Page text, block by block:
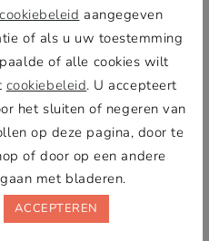
is een must-have
graag in
voor
alleen natuurlijke,
die zacht zijn voor de
is vrij van schadelijke
cookiebeleid aangegeven
of als u uw toestemming
of alle cookies wilt
cookiebeleid. U accepteert
het sluiten of negeren van
op deze pagina, door te
of door op een andere
met bladeren.
ACCEPTEREN